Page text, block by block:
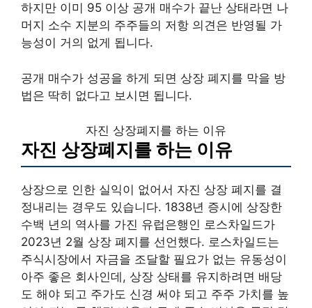
하지만 이미 95 이상 공개 매수가 끝난 상태라면 나
머지 소수 지분의 주주들의 저항 의견은 반영될 가
능성이 거의 없게 됩니다.
공개 매수가 성공을 하게 되면 상장 폐지를 막을 방
법은 딱히 없다고 보시면 됩니다.
자진 상장폐지를 하는 이유
자진 상장폐지를 하는 이유
상장으로 인한 실익이 없어서 자진 상장 폐지를 결
정내리는 경우도 있습니다. 1838년 증시에 상장한
수백 년의 역사를 가진 유럽은행인 로스차일드가
2023년 2월 상장 폐지를 선언했다. 로스차일드는
주식시장에서 자금을 조달할 필요가 없는 유동성이
아주 좋은 회사인데, 상장 상태를 유지하려면 배당
도 해야 되고 주가도 신경 써야 되고 주주 가치를 높